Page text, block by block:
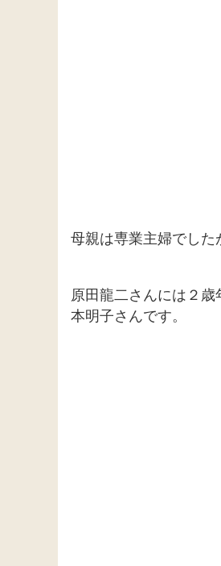
母親は専業主婦でした
原田龍二さんには２
本明子さんです。